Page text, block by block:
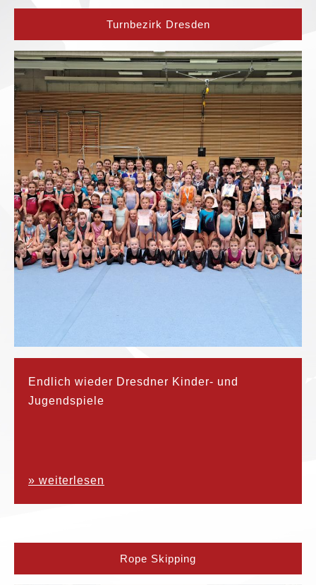
Turnbezirk Dresden
Endlich wieder Dresdner Kinder- und
Jugendspiele
» weiterlesen
Rope Skipping